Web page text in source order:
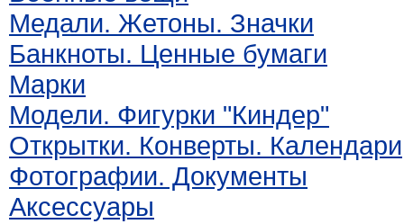
Медали. Жетоны. Значки
Банкноты. Ценные бумаги
Марки
Модели. Фигурки "Киндер"
Открытки. Конверты. Календари
Фотографии. Документы
Аксессуары